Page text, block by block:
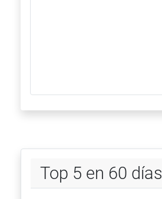
Top 5 en 60 días